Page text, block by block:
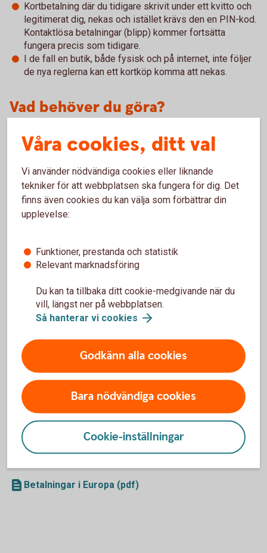
Kortbetalning där du tidigare skrivit under ett kvitto och
legitimerat dig, nekas och istället krävs den en PIN-kod.
Kontaktlösa betalningar (blipp) kommer fortsätta
fungera precis som tidigare.
I de fall en butik, både fysisk och på internet, inte följer
de nya reglerna kan ett kortköp komma att nekas.
Vad behöver du göra?
Var säker på att du kan PIN-koden till ditt kort. Om du
handlar på Internet se till att du har tillgång till Mobilt
Tänk också på att ditt kort måste vara öppet för internetköp
när du handlar på internet. Det gör du enkelt i appen eller
internetbanken under Kort.
Viktigt att tänka på
annan, till exempel PIN-kod, kortnummer, CVC-kod eller
de koder som genereras av din säkerhetsdosa. Oavsett
hur trovärdig kontakten verkar vara. Kontakta alltid oss
Se till att vi har aktuella kontaktuppgifter till dig, som
telefonnummer och e-post.
Logga aldrig in på internetbanken eller appen och
använd aldrig säkerhetsdosa eller Mobilt BankID på
uppmaning av någon som kontaktar dig.
Mer information
Betalningar i Europa (pdf)
Våra cookies, ditt val
Vi använder nödvändiga cookies eller liknande
tekniker för att webbplatsen ska fungera för dig. Det
finns även cookies du kan välja som förbättrar din
upplevelse:
Funktioner, prestanda och statistik
Relevant marknadsföring
Du kan ta tillbaka ditt cookie-medgivande när du
vill, längst ner på webbplatsen.
Så hanterar vi cookies
Godkänn alla cookies
Bara nödvändiga cookies
Cookie-inställningar